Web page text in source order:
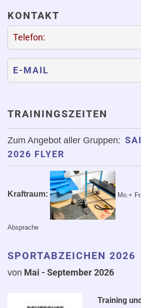
KONTAKT
Telefon:
E-MAIL
TRAININGSZEITEN
Zum Angebot aller Gruppen:
2026 FLYER
Kraftraum: Mo.+
Absprache
SPORTABZEICHEN 2026
von Mai - September 2026
Training